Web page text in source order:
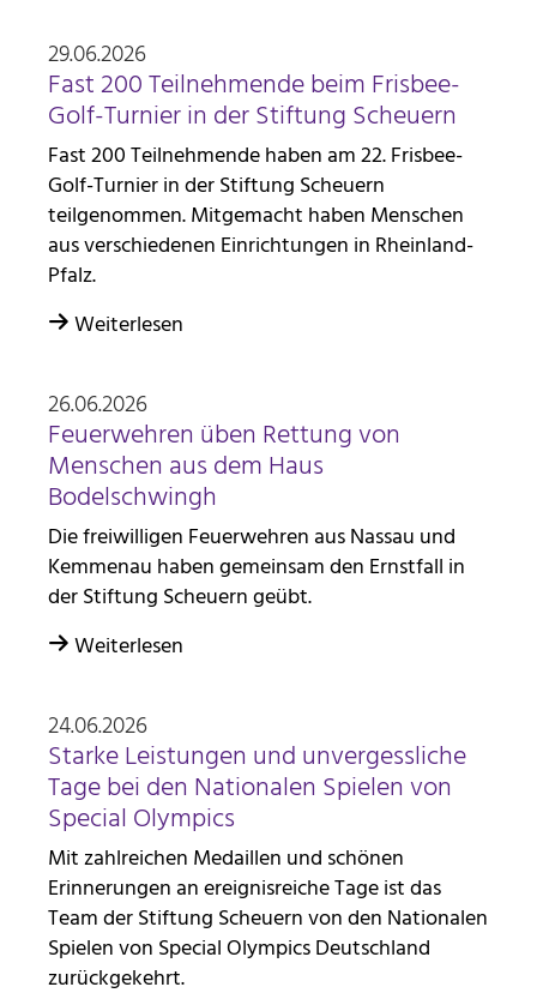
29.06.2026
Fast 200 Teilnehmende beim Frisbee-
Golf-Turnier in der Stiftung Scheuern
Fast 200 Teilnehmende haben am 22. Frisbee-
Golf-Turnier in der Stiftung Scheuern
teilgenommen. Mitgemacht haben Menschen
aus verschiedenen Einrichtungen in Rheinland-
Pfalz.
Weiterlesen
26.06.2026
Feuerwehren üben Rettung von
Menschen aus dem Haus
Bodelschwingh
Die freiwilligen Feuerwehren aus Nassau und
Kemmenau haben gemeinsam den Ernstfall in
der Stiftung Scheuern geübt.
Weiterlesen
24.06.2026
Starke Leistungen und unvergessliche
Tage bei den Nationalen Spielen von
Special Olympics
Mit zahlreichen Medaillen und schönen
Erinnerungen an ereignisreiche Tage ist das
Team der Stiftung Scheuern von den Nationalen
Spielen von Special Olympics Deutschland
zurückgekehrt.